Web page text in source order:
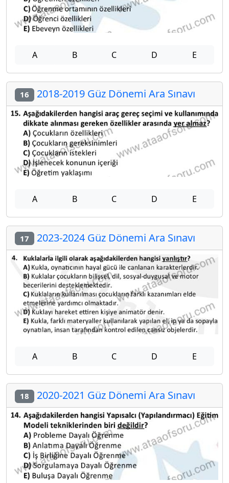
A B C D E
16 2018-2019 Güz Dönemi Ara Sınavı
A B C D E
17 2023-2024 Güz Dönemi Ara Sınavı
A B C D E
18 2020-2021 Güz Dönemi Ara Sınavı